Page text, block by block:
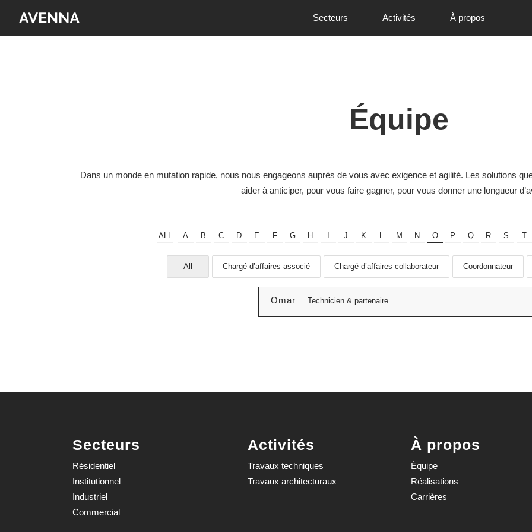
Secteurs Activités À propos
Équipe
Dans un monde en mutation rapide, nous nous engageons auprès de vous avec exigence et agilité. Les solutions
aider à anticiper, pour vous faire gagner, pour vous donner une longueur
ALL A B C D E F G H J K L M N O P Q R S T
All Chargé d’affaires associé Chargé d’affaires collaborateur Coordonnateur
Omar Technicien & partenaire
Secteurs
Résidentiel
Institutionnel
Industriel
Commercial
Activités
Travaux techniques
Travaux architecturaux
À propos
Équipe
Réalisations
Carrières